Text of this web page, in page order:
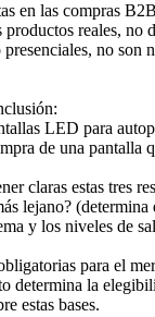
en las compras
reales, no
no son
LED para
de una pantalla
claras estas tres
lejano?
y los niveles de
para el
determina la
estas bases.